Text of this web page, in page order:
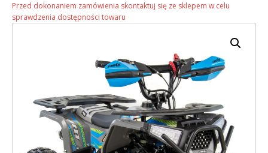
Przed dokonaniem zamówienia skontaktuj się ze sklepem w celu
sprawdzenia dostępności towaru